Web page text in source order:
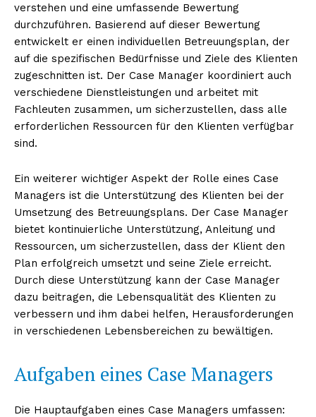
verstehen und eine umfassende Bewertung
durchzuführen. Basierend auf dieser Bewertung
entwickelt er einen individuellen Betreuungsplan, der
auf die spezifischen Bedürfnisse und Ziele des Klienten
zugeschnitten ist. Der Case Manager koordiniert auch
verschiedene Dienstleistungen und arbeitet mit
Fachleuten zusammen, um sicherzustellen, dass alle
erforderlichen Ressourcen für den Klienten verfügbar
sind.
Ein weiterer wichtiger Aspekt der Rolle eines Case
Managers ist die Unterstützung des Klienten bei der
Umsetzung des Betreuungsplans. Der Case Manager
bietet kontinuierliche Unterstützung, Anleitung und
Ressourcen, um sicherzustellen, dass der Klient den
Plan erfolgreich umsetzt und seine Ziele erreicht.
Durch diese Unterstützung kann der Case Manager
dazu beitragen, die Lebensqualität des Klienten zu
verbessern und ihm dabei helfen, Herausforderungen
in verschiedenen Lebensbereichen zu bewältigen.
Aufgaben eines Case Managers
Die Hauptaufgaben eines Case Managers umfassen: